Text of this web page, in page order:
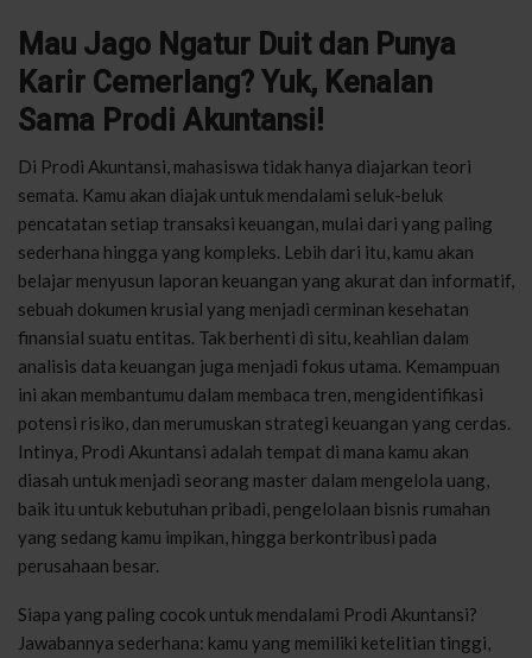
Mau Jago Ngatur Duit dan Punya
Karir Cemerlang? Yuk, Kenalan
Sama Prodi Akuntansi!
Di Prodi Akuntansi, mahasiswa tidak hanya diajarkan teori
semata. Kamu akan diajak untuk mendalami seluk-beluk
pencatatan setiap transaksi keuangan, mulai dari yang paling
sederhana hingga yang kompleks. Lebih dari itu, kamu akan
belajar menyusun laporan keuangan yang akurat dan informatif,
sebuah dokumen krusial yang menjadi cerminan kesehatan
finansial suatu entitas. Tak berhenti di situ, keahlian dalam
analisis data keuangan juga menjadi fokus utama. Kemampuan
ini akan membantumu dalam membaca tren, mengidentifikasi
potensi risiko, dan merumuskan strategi keuangan yang cerdas.
Intinya, Prodi Akuntansi adalah tempat di mana kamu akan
diasah untuk menjadi seorang master dalam mengelola uang,
baik itu untuk kebutuhan pribadi, pengelolaan bisnis rumahan
yang sedang kamu impikan, hingga berkontribusi pada
perusahaan besar.
Siapa yang paling cocok untuk mendalami Prodi Akuntansi?
Jawabannya sederhana: kamu yang memiliki ketelitian tinggi,